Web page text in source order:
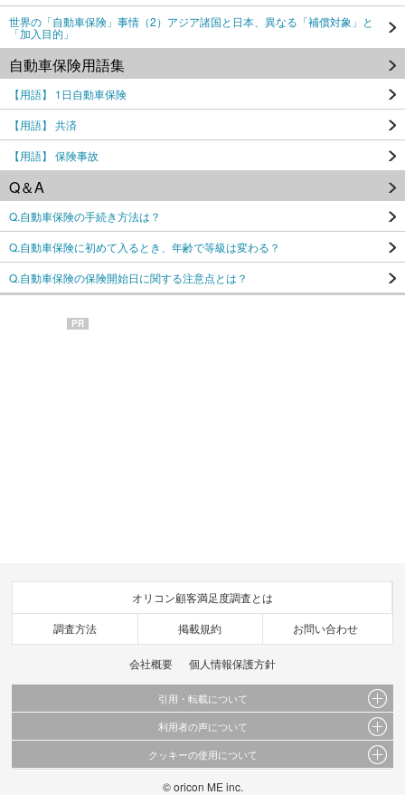
世界の「自動車保険」事情（2）アジア諸国と日本、異なる「補償対象」と
「加入目的」
自動車保険用語集
【用語】 1日自動車保険
【用語】 共済
【用語】 保険事故
Q＆A
Q.自動車保険の手続き方法は？
Q.自動車保険に初めて入るとき、年齢で等級は変わる？
Q.自動車保険の保険開始日に関する注意点とは？
PR
オリコン顧客満足度調査とは
調査方法 掲載規約 お問い合わせ
会社概要 個人情報保護方針
引用・転載について
当サイトで公開されている情報（文字、写真、イラスト、画像データ等）及びこれらの配
置・編集および構造などについての著作権は株式会社oricon MEに帰属しております。
これらの情報を権利者の許可なく無断転載・複製などの二次利用を行うことは固く禁じて
利用者の声について
当サイトに掲載している内容はすべてサービスの利用者が提出された見解・感想です。
弊社の見解・ 意見ではないことをご理解いただいた上でご覧ください。
クッキーの使用について
このサイトでは Cookie を使用して、ユーザーに合わせたコンテンツや広告の表示、ソー
© oricon ME inc.